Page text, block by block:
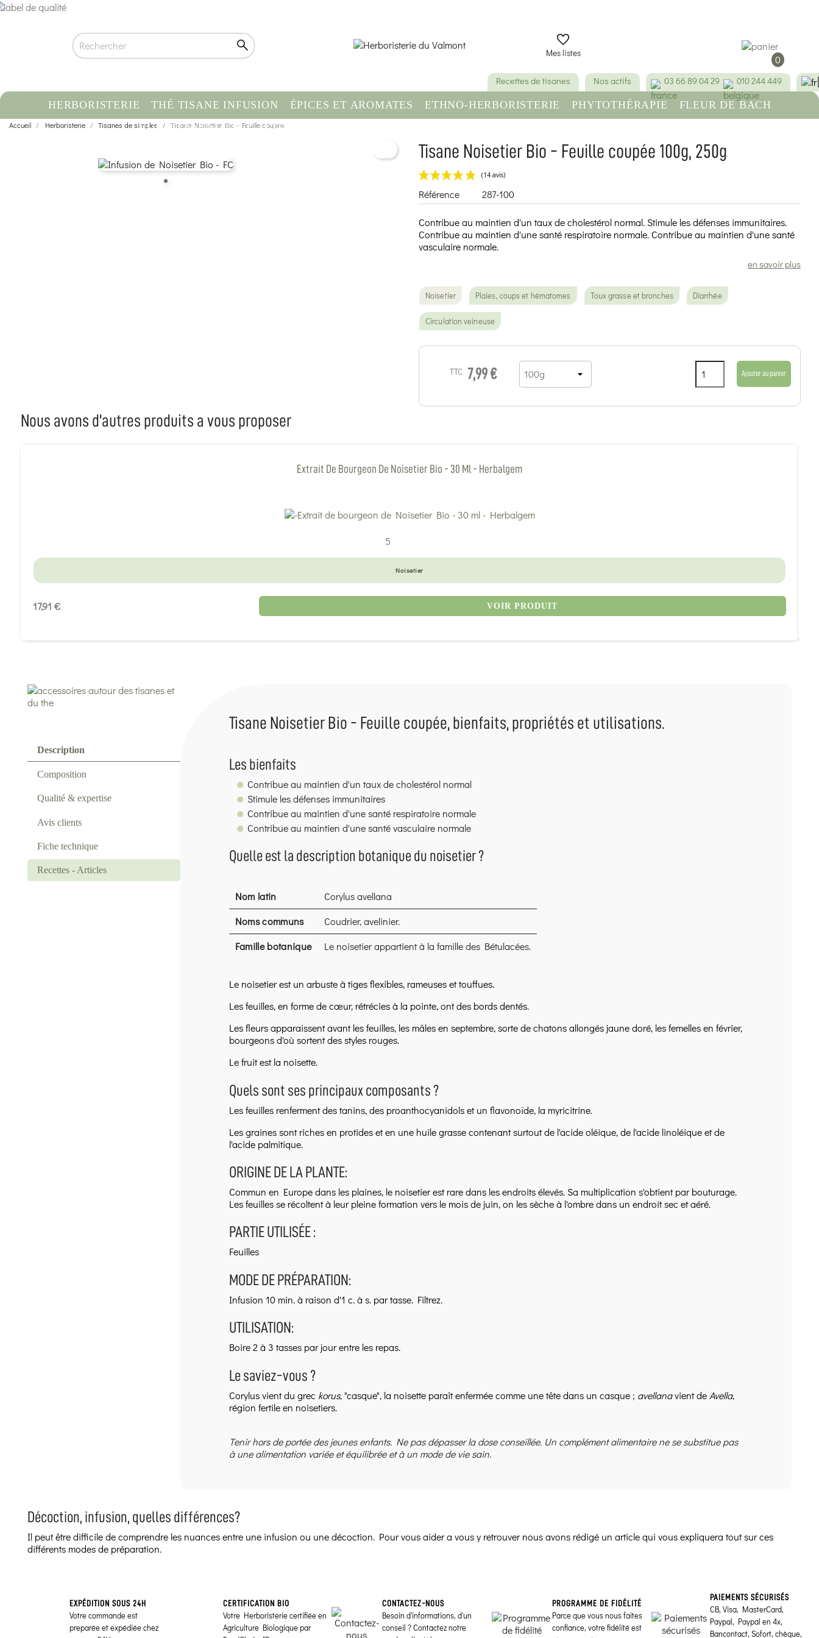
Mes listes 0
Recettes de tisanes Nos actifs 03 66 89 04 29 010 244 449
HERBORISTERIE THÉ TISANE INFUSION ÉPICES ET AROMATES ETHNO-HERBORISTERIE PHYTOTHÉRAPIE
FLEUR DE BACH
HUILE ESSENTIELLE
COMPLÉMENT ALIMENTAIRE
Accueil Herboristerie Tisanes de simples Tisane Noisetier Bio - Feuille coupée
Tisane Noisetier Bio - Feuille coupée 100g, 250g
(14 avis)
Référence 287-100
Contribue au maintien d'un taux de cholestérol normal. Stimule les défenses immunitaires.
Contribue au maintien d'une santé respiratoire normale. Contribue au maintien d'une santé
vasculaire normale.
en savoir plus
Noisetier Plaies, coups et hématomes Toux grasse et bronches Diarrhée
Circulation veineuse
TTC 7,99 € Ajouter au panier
Description
Composition
Qualité & expertise
Avis clients
Fiche technique
Recettes - Articles
Tisane Noisetier Bio - Feuille coupée, bienfaits, propriétés et utilisations.
Les bienfaits
Contribue au maintien d'un taux de cholestérol normal
Stimule les défenses immunitaires
Contribue au maintien d'une santé respiratoire normale
Contribue au maintien d'une santé vasculaire normale
Quelle est la description botanique du noisetier ?
Nom latin
Corylus avellana
Noms communs
Coudrier, avelinier.
Famille botanique
Le noisetier appartient à la famille des Bétulacées.
Le noisetier est un arbuste à tiges flexibles, rameuses et touffues.
Les feuilles, en forme de cœur, rétrécies à la pointe, ont des bords dentés.
Les fleurs apparaissent avant les feuilles, les mâles en septembre, sorte de chatons allongés jaune doré, les femelles en février,
bourgeons d'où sortent des styles rouges.
Le fruit est la noisette.
Quels sont ses principaux composants ?
Les feuilles renferment des tanins, des proanthocyanidols et un flavonoïde, la myricitrine.
Les graines sont riches en protides et en une huile grasse contenant surtout de l'acide oléique, de l'acide linoléique et de
l'acide palmitique.
ORIGINE DE LA PLANTE:
Commun en Europe dans les plaines, le noisetier est rare dans les endroits élevés. Sa multiplication s'obtient par bouturage.
Les feuilles se récoltent à leur pleine formation vers le mois de juin, on les sèche à l'ombre dans un endroit sec et aéré.
PARTIE UTILISÉE :
Feuilles
MODE DE PRÉPARATION:
Infusion 10 min. à raison d'1 c. à s. par tasse. Filtrez.
UTILISATION:
Boire 2 à 3 tasses par jour entre les repas.
Le saviez-vous ?
Corylus vient du grec korus, "casque", la noisette paraît enfermée comme une tête dans un casque ; avellanavient de Avella,
région fertile en noisetiers.
Tenir hors de portée des jeunes enfants. Ne pas dépasser la dose conseillée. Un complément alimentaire ne se substitue pas
à une alimentation variée et équilibrée et à un mode de vie sain.
Décoction, infusion, quelles différences?
Il peut être difficile de comprendre les nuances entre une infusion ou une décoction. Pour vous aider a vous y retrouver nous avons rédigé un article qui vous expliquera tout sur ces
différents modes de préparation.
Nous avons d'autres produits a vous proposer
Extrait De Bourgeon De Noisetier Bio - 30 Ml - Herbalgem
5
Noisetier
17,91 € VOIR PRODUIT
EXPÉDITION SOUS 24H
Votre commande est
preparée et expédiée chez
CERTIFICATION BIO
Votre Herboristerie certifiée en
Agriculture Biologique par
CONTACTEZ-NOUS
Besoin d'informations, d'un
conseil ? Contactez notre
PROGRAMME DE FIDÉLITÉ
Parce que vous nous faites
confiance, votre fidélité est
PAIEMENTS SÉCURISÉS
CB, Visa, MasterCard,
Paypal, Paypal en 4x,
Bancontact, Sofort, chèque,